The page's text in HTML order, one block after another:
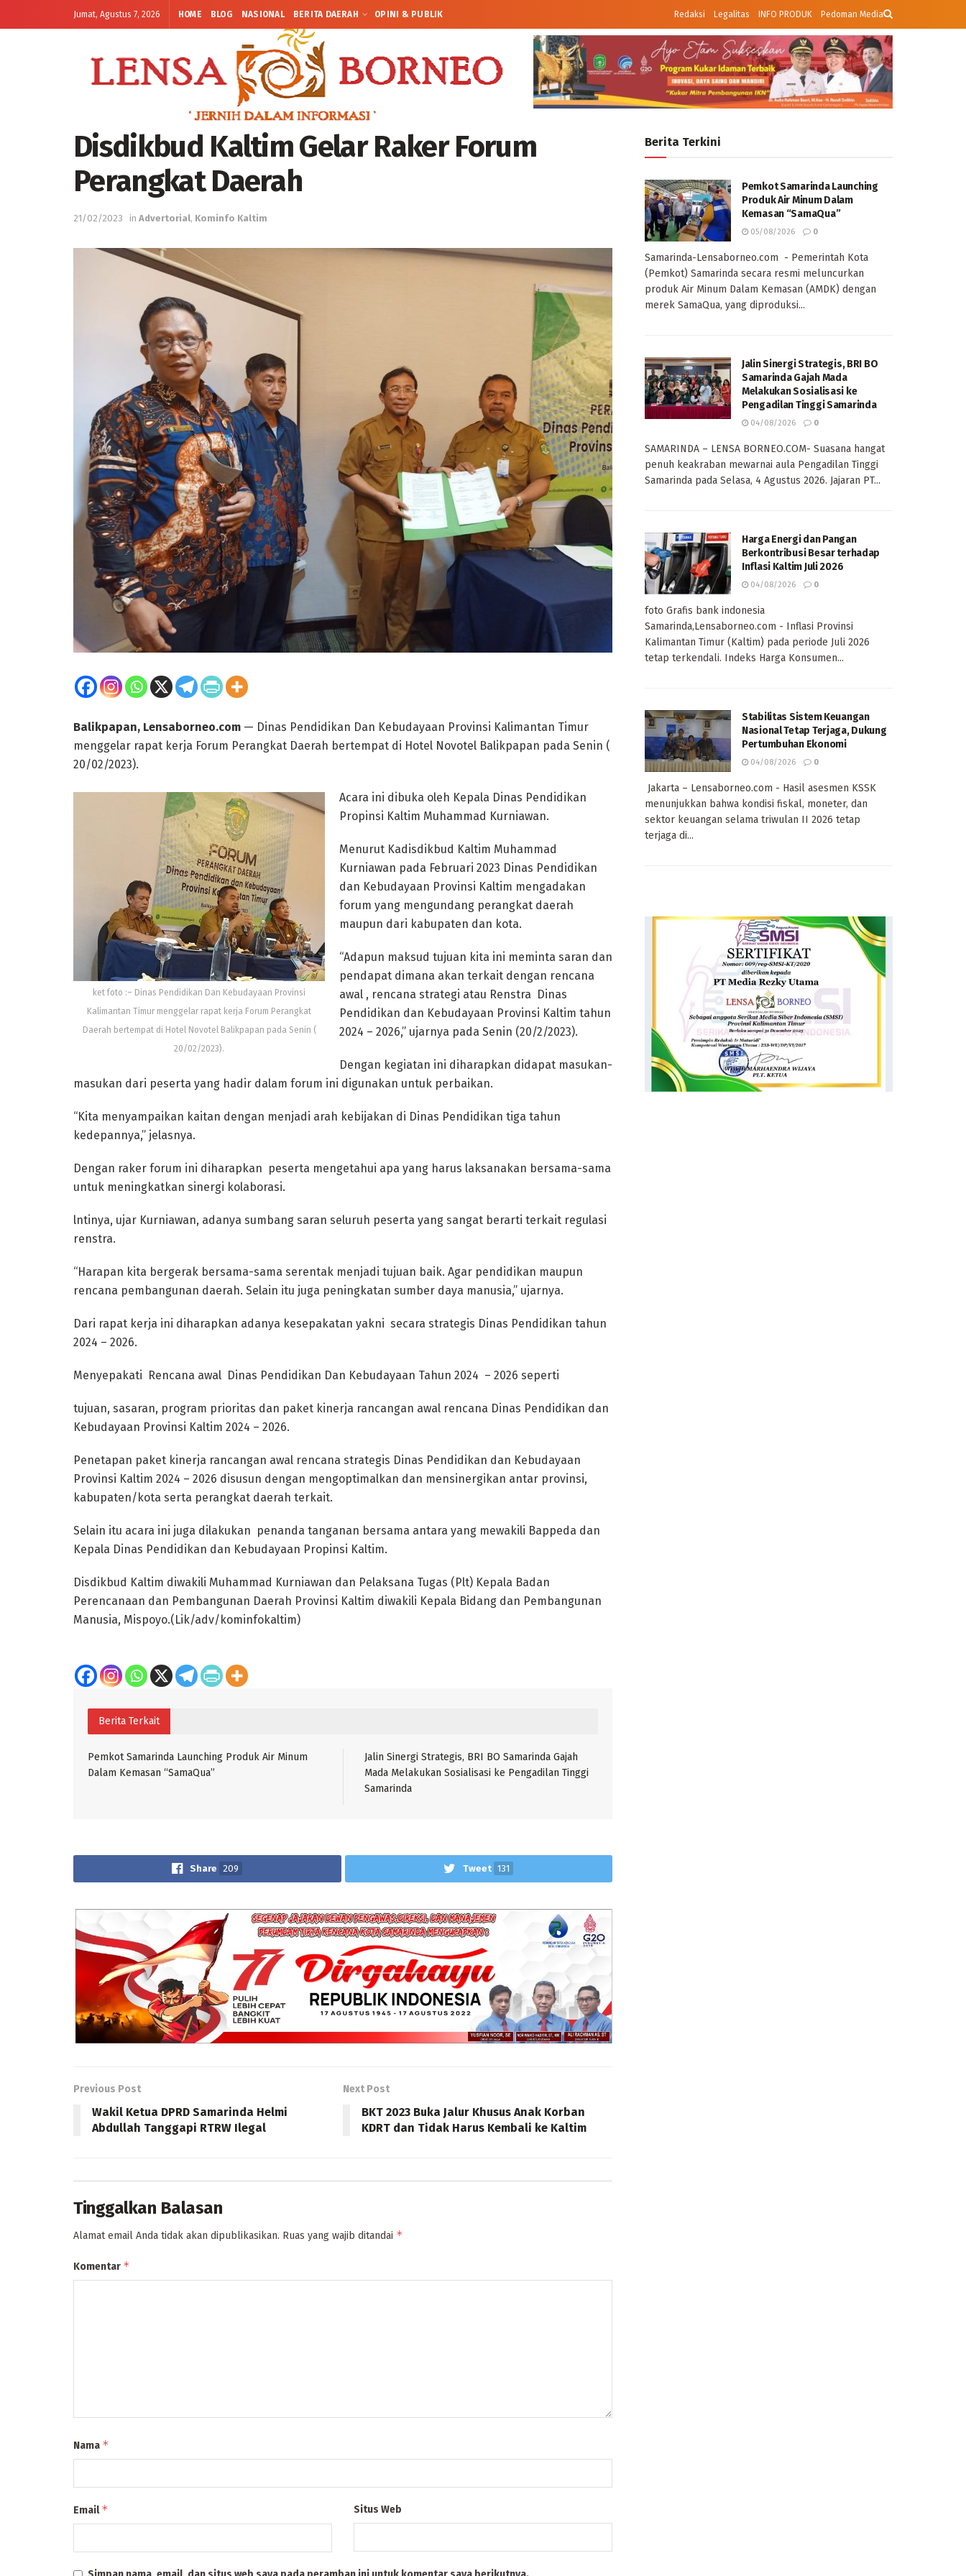
Jumat, Agustus 7, 2026 HOME BLOG NASIONAL BERITA DAERAH OPINI & PUBLIK Redaksi Legalitas INFO PRODUK Pedoman Media
Disdikbud Kaltim Gelar Raker Forum
Perangkat Daerah
21/02/2023 in Advertorial, Kominfo Kaltim
Balikpapan, Lensaborneo.com — Dinas Pendidikan Dan Kebudayaan Provinsi Kalimantan Timur
menggelar rapat kerja Forum Perangkat Daerah bertempat di Hotel Novotel Balikpapan pada Senin (
20/02/2023).
ket foto :– Dinas Pendidikan Dan Kebudayaan Provinsi
Kalimantan Timur menggelar rapat kerja Forum Perangkat
Daerah bertempat di Hotel Novotel Balikpapan pada Senin (
20/02/2023).
Acara ini dibuka oleh Kepala Dinas Pendidikan
Propinsi Kaltim Muhammad Kurniawan.
Menurut Kadisdikbud Kaltim Muhammad
Kurniawan pada Februari 2023 Dinas Pendidikan
dan Kebudayaan Provinsi Kaltim mengadakan
forum yang mengundang perangkat daerah
maupun dari kabupaten dan kota.
“Adapun maksud tujuan kita ini meminta saran dan
pendapat dimana akan terkait dengan rencana
awal , rencana strategi atau Renstra Dinas
Pendidikan dan Kebudayaan Provinsi Kaltim tahun
2024 – 2026,” ujarnya pada Senin (20/2/2023).
Dengan kegiatan ini diharapkan didapat masukan-
masukan dari peserta yang hadir dalam forum ini digunakan untuk perbaikan.
“Kita menyampaikan kaitan dengan menjadi arah kebijakan di Dinas Pendidikan tiga tahun
kedepannya,” jelasnya.
Dengan raker forum ini diharapkan peserta mengetahui apa yang harus laksanakan bersama-sama
untuk meningkatkan sinergi kolaborasi.
lntinya, ujar Kurniawan, adanya sumbang saran seluruh peserta yang sangat berarti terkait regulasi
renstra.
“Harapan kita bergerak bersama-sama serentak menjadi tujuan baik. Agar pendidikan maupun
rencana pembangunan daerah. Selain itu juga peningkatan sumber daya manusia,” ujarnya.
Dari rapat kerja ini diharapkan adanya kesepakatan yakni secara strategis Dinas Pendidikan tahun
2024 – 2026.
Menyepakati Rencana awal Dinas Pendidikan Dan Kebudayaan Tahun 2024 – 2026 seperti
tujuan, sasaran, program prioritas dan paket kinerja rancangan awal rencana Dinas Pendidikan dan
Kebudayaan Provinsi Kaltim 2024 – 2026.
Penetapan paket kinerja rancangan awal rencana strategis Dinas Pendidikan dan Kebudayaan
Provinsi Kaltim 2024 – 2026 disusun dengan mengoptimalkan dan mensinergikan antar provinsi,
kabupaten/kota serta perangkat daerah terkait.
Selain itu acara ini juga dilakukan penanda tanganan bersama antara yang mewakili Bappeda dan
Kepala Dinas Pendidikan dan Kebudayaan Propinsi Kaltim.
Disdikbud Kaltim diwakili Muhammad Kurniawan dan Pelaksana Tugas (Plt) Kepala Badan
Perencanaan dan Pembangunan Daerah Provinsi Kaltim diwakili Kepala Bidang dan Pembangunan
Manusia, Mispoyo.(Lik/adv/kominfokaltim)
Berita Terkait
Pemkot Samarinda Launching Produk Air Minum
Dalam Kemasan “SamaQua”
Jalin Sinergi Strategis, BRI BO Samarinda Gajah
Mada Melakukan Sosialisasi ke Pengadilan Tinggi
Samarinda
Share 209 Tweet 131
Previous Post
Wakil Ketua DPRD Samarinda Helmi
Abdullah Tanggapi RTRW Ilegal
Next Post
BKT 2023 Buka Jalur Khusus Anak Korban
KDRT dan Tidak Harus Kembali ke Kaltim
Tinggalkan Balasan
Alamat email Anda tidak akan dipublikasikan. Ruas yang wajib ditandai *
Komentar *
Nama *
Email* Situs Web
Berita Terkini
Pemkot Samarinda Launching
Produk Air Minum Dalam
Kemasan “SamaQua”
05/08/2026 0
Samarinda-Lensaborneo.com - Pemerintah Kota
(Pemkot) Samarinda secara resmi meluncurkan
produk Air Minum Dalam Kemasan (AMDK) dengan
merek SamaQua, yang diproduksi...
Jalin Sinergi Strategis, BRI BO
Samarinda Gajah Mada
Melakukan Sosialisasi ke
Pengadilan Tinggi Samarinda
04/08/2026 0
SAMARINDA – LENSA BORNEO.COM- Suasana hangat
penuh keakraban mewarnai aula Pengadilan Tinggi
Samarinda pada Selasa, 4 Agustus 2026. Jajaran PT...
Harga Energi dan Pangan
Berkontribusi Besar terhadap
Inflasi Kaltim Juli 2026
04/08/2026 0
foto Grafis bank indonesia
Samarinda,Lensaborneo.com - Inflasi Provinsi
Kalimantan Timur (Kaltim) pada periode Juli 2026
tetap terkendali. Indeks Harga Konsumen...
Stabilitas Sistem Keuangan
Nasional Tetap Terjaga, Dukung
Pertumbuhan Ekonomi
04/08/2026 0
Jakarta – Lensaborneo.com - Hasil asesmen KSSK
menunjukkan bahwa kondisi fiskal, moneter, dan
sektor keuangan selama triwulan II 2026 tetap
terjaga di...